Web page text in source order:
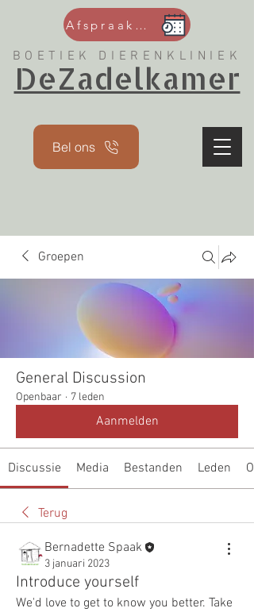
Bel ons
DeZadelkamer
BOETIEK DIERENKLINIEK
Afspraak maken
Groepen
General Discussion
Openbaar · 7 leden
Aanmelden
Discussie Media Bestanden Leden
Terug
Bernadette Spaak
3 januari 2023
Introduce yourself
We'd love to get to know you better. Take